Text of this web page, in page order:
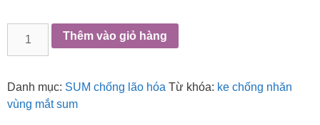
vùng
mắt
Thêm vào giỏ hàng
Danh mục: SUM chống lão hóa Từ khóa: ke chống nhăn
vùng mắt sum